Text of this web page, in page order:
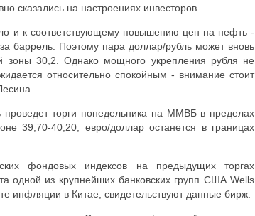
сказались на настроениях инвесторов.
и к соответствующему повышению цен на нефть -
баррель. Поэтому пара доллар/рубль может вновь
зоны 30,2. Однако мощного укрепления рубля не
относительно спокойным - внимание стоит
проведет торги понедельника на ММВБ в пределах
39,70-40,20, евро/доллар останется в границах
фондовых индексов на предыдущих торгах
одной из крупнейших банковских групп США Wells
инфляции в Китае, свидетельствуют данные бирж.